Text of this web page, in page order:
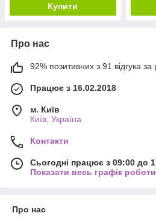
Купити
Про нас
92% позитивних з 91 відгука за
Працює з 16.02.2018
м. Київ
Київ, Україна
Контакти
Сьогодні працює з 09:00 до
Показати весь графік роботи
Про нас